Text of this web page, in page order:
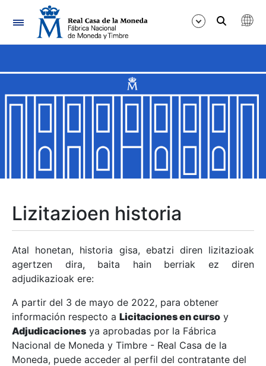
Nabigazioa
Erakutsi/Ezkutatu
Erakutsi/Ezkutatu
Erakutsi/Ezkutatu
Erakutsi/Ezkutatu
Erakutsi/Ezkutatu
Erakutsi/Ezkutatu
Erakutsi/Ezkutatu
Lizitazioen historia
Atal honetan, historia gisa, ebatzi diren lizitazioak
agertzen dira, baita hain berriak ez diren
adjudikazioak ere:
A partir del 3 de mayo de 2022, para obtener
información respecto a Licitaciones en curso y
Adjudicaciones ya aprobadas por la Fábrica
Nacional de Moneda y Timbre - Real Casa de la
Moneda, puede acceder al perfil del contratante del